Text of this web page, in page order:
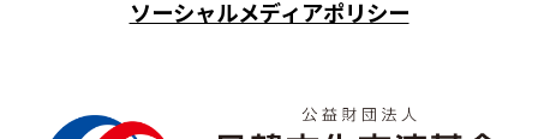
ソーシャルメディアポリシー